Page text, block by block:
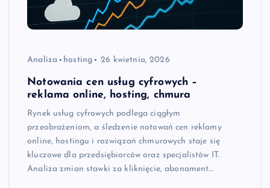
Analiza hosting 26 kwietnia, 2026
Notowania cen usług cyfrowych –
reklama online, hosting, chmura
Rynek usług cyfrowych podlega ciągłym
przeobrażeniom, a śledzenie notowań cen reklamy
online, hostingu i rozwiązań chmurowych staje się
kluczowe dla przedsiębiorców oraz specjalistów IT.
Analiza zmian stawki za kliknięcie, abonament…